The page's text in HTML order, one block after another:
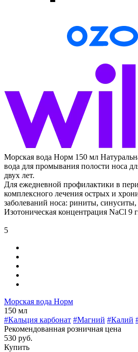
Морская вода Норм 150 мл
вода для промывания полости носа
двух лет.
Для ежедневной профилактики в
комплексного лечения острых и
заболеваний носа: риниты,
Изотоническая концентрация NaCl 9
5
Морская вода Норм
150 мл
#Кальция карбонат #Магний #Калий
Рекомендованная розничная цена
530 руб.
Купить